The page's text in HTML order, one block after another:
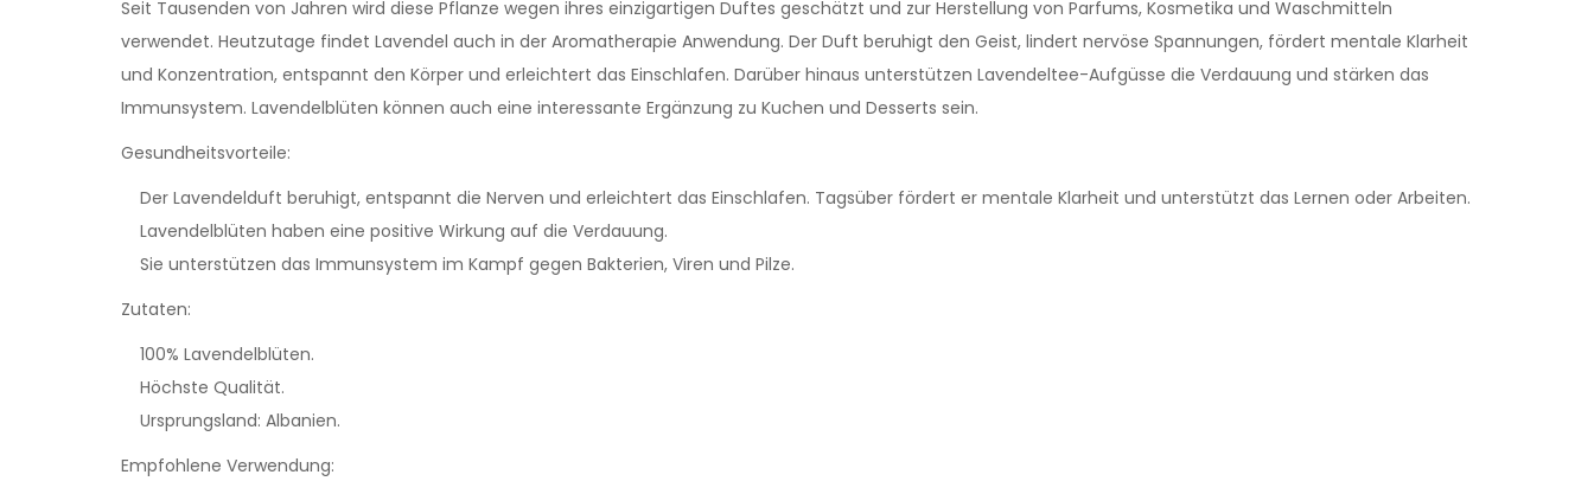
Seit Tausenden von Jahren wird diese Pflanze wegen ihres einzigartigen Duftes geschätzt und zur Herstellung von Parfums, Kosmetika und Waschmitteln
verwendet. Heutzutage findet Lavendel auch in der Aromatherapie Anwendung. Der Duft beruhigt den Geist, lindert nervöse Spannungen, fördert mentale Klarheit
und Konzentration, entspannt den Körper und erleichtert das Einschlafen. Darüber hinaus unterstützen Lavendeltee-Aufgüsse die Verdauung und stärken das
Immunsystem. Lavendelblüten können auch eine interessante Ergänzung zu Kuchen und Desserts sein.
Gesundheitsvorteile:
Der Lavendelduft beruhigt, entspannt die Nerven und erleichtert das Einschlafen. Tagsüber fördert er mentale Klarheit und unterstützt das Lernen oder Arbeiten.
Lavendelblüten haben eine positive Wirkung auf die Verdauung.
Sie unterstützen das Immunsystem im Kampf gegen Bakterien, Viren und Pilze.
Zutaten:
100% Lavendelblüten.
Höchste Qualität.
Ursprungsland: Albanien.
Empfohlene Verwendung: